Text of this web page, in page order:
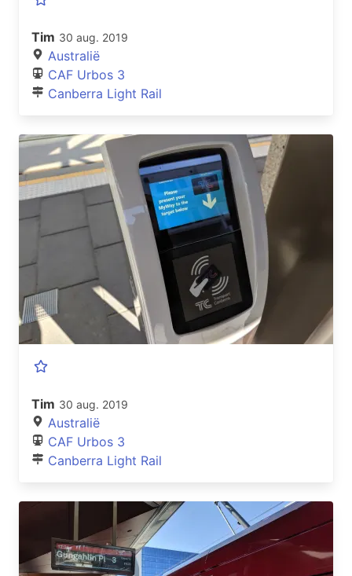
Tim 30 aug. 2019
Australië
CAF Urbos 3
Canberra Light Rail
Tim 30 aug. 2019
Australië
CAF Urbos 3
Canberra Light Rail